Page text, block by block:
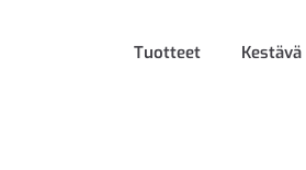
Tuotteet